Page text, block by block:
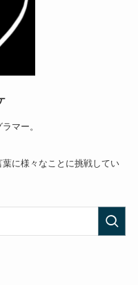
マー。
葉に様々なことに挑戦してい